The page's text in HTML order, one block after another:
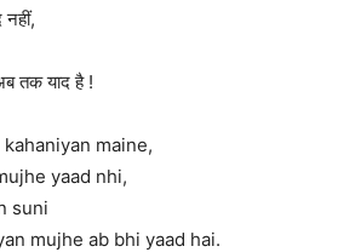
नहीं,
तक याद है !
maine,
yaad nhi,
suni
mujhe ab bhi yaad hai.